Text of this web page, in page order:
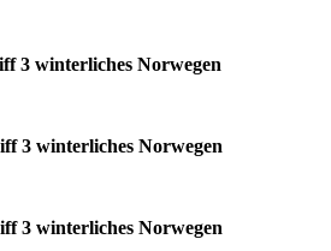
3 winterliches Norwegen
3 winterliches Norwegen
3 winterliches Norwegen